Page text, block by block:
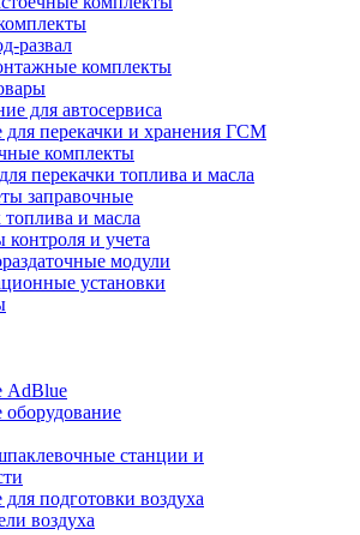
развал
комплекты
для автосервиса
для перекачки и хранения ГСМ
комплекты
перекачки топлива и масла
заправочные
и масла
и учета
модули
установки
AdBlue
станции и
подготовки воздуха
воздуха